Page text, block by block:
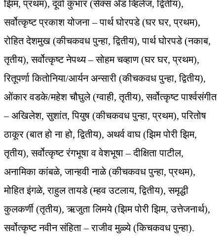
झिम, प्रथम), दूर्वा कुंभार (सेक्स अँड व्हिलेज, द्वितीय),
सर्वोत्कृष्ट प्रकाश योजना – पार्थ घोरपडे (घर घर, प्रथम),
रोहित देशमुख (कीचकवध पुन्हा, द्वितीय), पार्थ घोरपडे (नकाब,
तृतीय), सर्वोत्कृष्ट नेपथ्य – सोहम चव्हाण (घर घर, प्रथम),
रितूपर्णा कितोनिया/आर्यन अन्सारी (कीचकवध पुन्हा, द्वितीय),
ओंकार वडके/महेश चौघुले (ग्वाही, तृतीय), सर्वोत्कृष्ट पार्श्वसंगीत
– अखिलेश, सुशांत, पियुष (कीचकवध पुन्हा, प्रथम), परितोष
ठाकूर (बात हो ना हो, द्वितीय), अथर्व वाघ (झिम पोरी झिम,
तृतीय), सर्वोत्कृष्ट रंगभूषा व वेशभूषा – दीक्षिता पाटील,
अनामिका कांबळे, जान्हवी नाळे (कीचकवध पुन्हा, प्रथम),
मोहित इंगळे, राहुल तायडे (म्हव उटलाय, द्वितीय), समृद्धी
कुलकर्णी (तृतीय), ऋजुता लिमये (झिम पोरी झिम, उत्तेजनार्थ),
सर्वोत्कृष्ट नवीन संहिता – राजीव मुळ्ये (किचकवध पुन्हा).